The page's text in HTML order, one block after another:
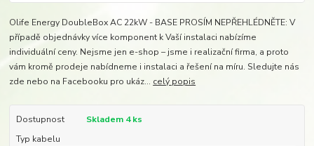
Olife Energy DoubleBox AC 22kW - BASE PROSÍM NEPŘEHLÉDNĚTE: V
případě objednávky více komponent k Vaší instalaci nabízíme
individuální ceny. Nejsme jen e-shop – jsme i realizační firma, a proto
vám kromě prodeje nabídneme i instalaci a řešení na míru. Sledujte nás
zde nebo na Facebooku pro ukáz... celý popis
Dostupnost
Skladem 4 ks
Typ kabelu